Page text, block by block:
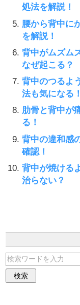
処法を解説！
腰から背中に
を解説！
背中がムズム
なぜ起こる？
背中のつるよ
法も気になる！
肋骨と背中が
る！
背中の違和感
確認！
背中が焼ける
治らない？